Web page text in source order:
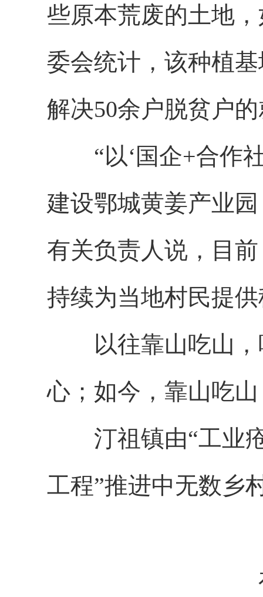
些原本荒废的土地
委会统计，该种植
解决50余户脱贫户
“以‘国企+合作社
建设鄂城黄姜产业
有关负责人说，目
持续为当地村民提
以往靠山吃山，
心；如今，靠山吃
汀祖镇由“工业疮
工程”推进中无数乡